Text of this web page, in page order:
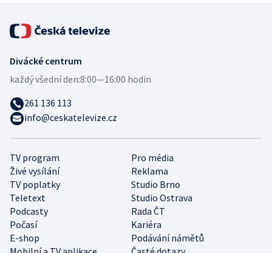
TV program
Pro média
Živé vysílání
Reklama
TV poplatky
Studio Brno
Teletext
Studio Ostrava
Podcasty
Rada ČT
Počasí
Kariéra
E-shop
Podávání námětů
Divácké centrum
každý všední den:8:00—16:00 hodin
261 136 113
info@ceskatelevize.cz